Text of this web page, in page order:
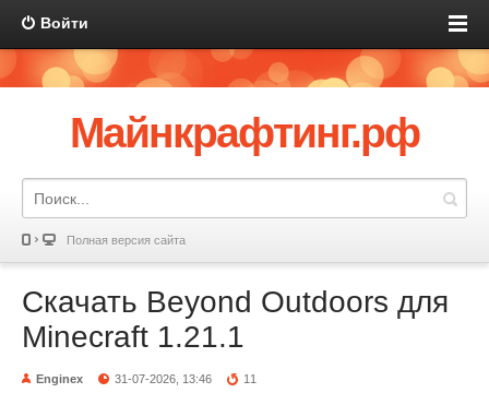
Войти
Майнкрафтинг.рф
Полная версия сайта
Скачать Beyond Outdoors для
Minecraft 1.21.1
Enginex 31-07-2026, 13:46 11